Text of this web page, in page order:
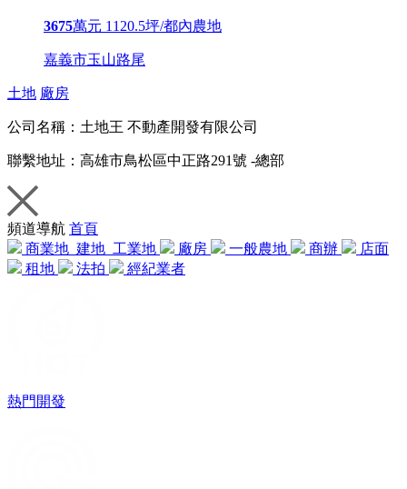
3675萬元 1120.5坪/都內農地
嘉義市玉山路尾
土地 廠房
公司名稱： 土地王 不動產開發有限公司
聯繫地址： 高雄市鳥松區中正路291號 -總部
頻道導航 首頁
商業地 建地 工業地 廠房 一般農地 商辦
店面
租地
法拍 經紀業者
熱門開發